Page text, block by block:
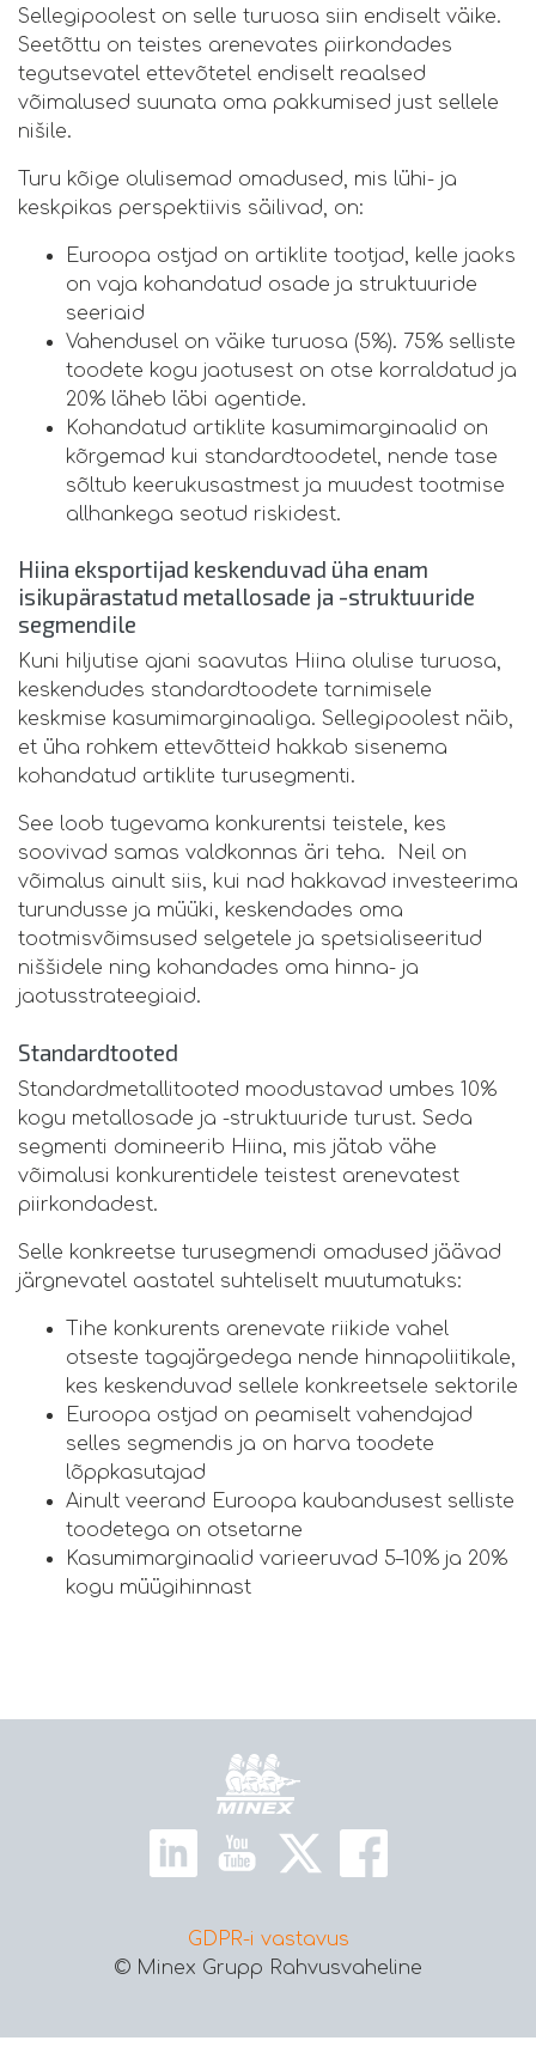
Sellegipoolest on selle turuosa siin endiselt väike.
Seetõttu on teistes arenevates piirkondades
tegutsevatel ettevõtetel endiselt reaalsed
võimalused suunata oma pakkumised just sellele
nišile.
Turu kõige olulisemad omadused, mis lühi- ja
keskpikas perspektiivis säilivad, on:
Euroopa ostjad on artiklite tootjad, kelle jaoks
on vaja kohandatud osade ja struktuuride
seeriaid
Vahendusel on väike turuosa (5%). 75% selliste
toodete kogu jaotusest on otse korraldatud ja
20% läheb läbi agentide.
Kohandatud artiklite kasumimarginaalid on
kõrgemad kui standardtoodetel, nende tase
sõltub keerukusastmest ja muudest tootmise
allhankega seotud riskidest.
Hiina eksportijad keskenduvad üha enam
isikupärastatud metallosade ja -struktuuride
segmendile
Kuni hiljutise ajani saavutas Hiina olulise turuosa,
keskendudes standardtoodete tarnimisele
keskmise kasumimarginaaliga. Sellegipoolest näib,
et üha rohkem ettevõtteid hakkab sisenema
kohandatud artiklite turusegmenti.
See loob tugevama konkurentsi teistele, kes
soovivad samas valdkonnas äri teha. Neil on
võimalus ainult siis, kui nad hakkavad investeerima
turundusse ja müüki, keskendades oma
tootmisvõimsused selgetele ja spetsialiseeritud
niššidele ning kohandades oma hinna- ja
jaotusstrateegiaid.
Standardtooted
Standardmetallitooted moodustavad umbes 10%
kogu metallosade ja -struktuuride turust. Seda
segmenti domineerib Hiina, mis jätab vähe
võimalusi konkurentidele teistest arenevatest
piirkondadest.
Selle konkreetse turusegmendi omadused jäävad
järgnevatel aastatel suhteliselt muutumatuks:
Tihe konkurents arenevate riikide vahel
otseste tagajärgedega nende hinnapoliitikale,
kes keskenduvad sellele konkreetsele sektorile
Euroopa ostjad on peamiselt vahendajad
selles segmendis ja on harva toodete
lõppkasutajad
Ainult veerand Euroopa kaubandusest selliste
toodetega on otsetarne
Kasumimarginaalid varieeruvad 5–10% ja 20%
kogu müügihinnast
GDPR-i vastavus
© Minex Grupp Rahvusvaheline